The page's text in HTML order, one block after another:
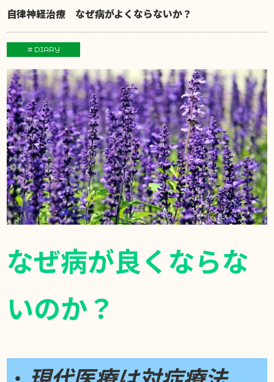
SHOP INFO
お知らせ
INFORMATION
スギブログ
DIARY
自律神経治療 なぜ病がよくならないか？
# DIARY
なぜ病が良くならな
いのか？